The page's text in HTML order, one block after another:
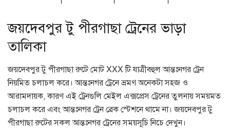
জয়দেবপুর টু পীরগাছা ট্রেনের ভাড়া
তালিকা
জয়দেবপুর টু পীরগাছা রুটে মোট XXX টি যাত্রীবহুল আন্তঃনগর ট্রেন
নিয়মিত চলাচল করে। আন্তঃনগর ট্রেনে ভ্রমণ অনেকটা সহজ ও
আরামদায়ক, কারণ এই ট্রেনগুলি মেইল এক্সপ্রেস ট্রেনের তুলনায় সময়মত
চলাচল করে এবং আন্তঃনগর ট্রেন ব্রেক স্টেশনে থামে না। জয়দেবপুর টু
পীরগাছা রুটের সকল আন্তঃনগর ট্রেনের সময়সূচি নিচে দেখুন।